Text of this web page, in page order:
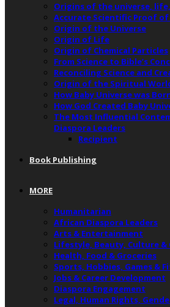
Origins of the universe,
Accurate Scientific Proof of
Origin of the Universe
Origin of Life
Origin of Chemical Particles
From Science to Bible’s
Reconciling Science and
Origin of the Spiritual
How Baby Universe was
How God Created Baby
The Most Influential
Diaspora Leaders
Recipient
Book Publishing
MORE
Humanitarian
African Diaspora Leaders
Arts & Entertainment
Lifestyle, Beauty, Culture &
Health, Food & Groceries
Sports, Hobbies, Games &
Jobs & Career Development
Diaspora Engagement
Legal, Human Rights,